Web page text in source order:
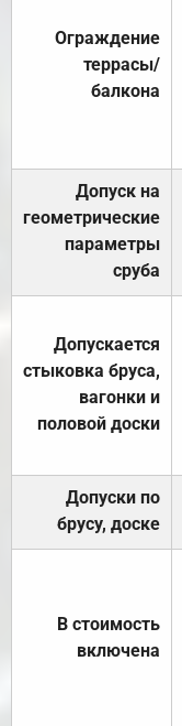
Ограждение
террасы/
балкона
Допуск на
геометрические
параметры
сруба
Допускается
стыковка бруса,
вагонки и
половой доски
Допуски по
брусу, доске
В стоимость
включена